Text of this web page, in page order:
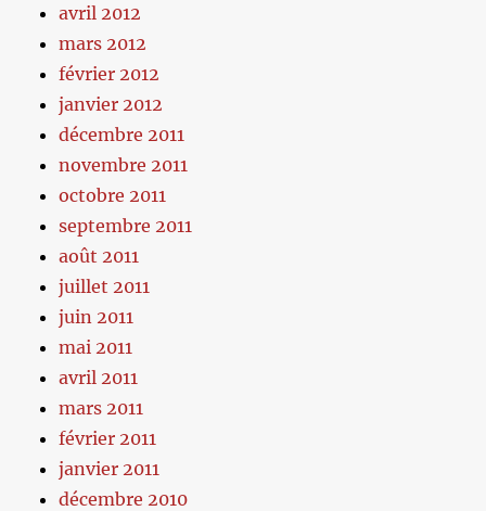
avril 2012
mars 2012
février 2012
janvier 2012
décembre 2011
novembre 2011
octobre 2011
septembre 2011
août 2011
juillet 2011
juin 2011
mai 2011
avril 2011
mars 2011
février 2011
janvier 2011
décembre 2010